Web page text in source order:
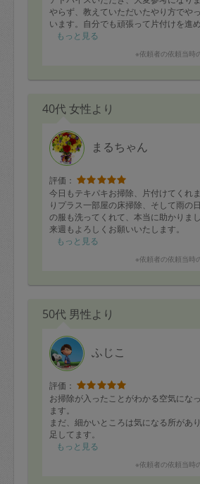
やらず、教えていただいたやり方でや
います。自分でも頑張って片付けを進
いしようと思います。
もっと見る
※依頼者の依頼当時
40代 女性より
まるちゃん
評価：
今日もテキパキお掃除、片付けてくれ
りプラス一部屋の床掃除、そして雨の
の服も洗ってくれて、本当に助かりまし
来週もよろしくお願いいたします。
もっと見る
※依頼者の依頼当時
50代 男性より
ふじこ
評価：
お掃除が入ったことがわかる空気にな
ます。
まだ、細かいところは気になる所があ
足してます。
もっと見る
※依頼者の依頼当時